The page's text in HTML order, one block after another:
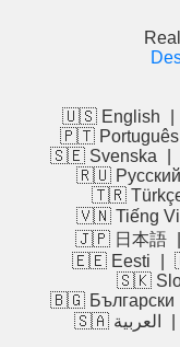
🇺🇸 English
🇵🇹 Português
🇸🇪 Svenska
🇷🇺 Русский
🇹🇷
🇻🇳 Tiếng
🇯🇵 日本語
🇪🇪 Eesti
🇸🇰
🇧🇬 Български
🇸🇦 العربية